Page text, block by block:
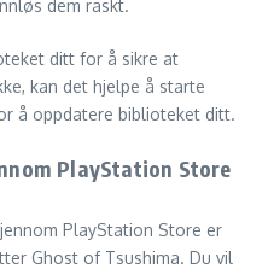
dem raskt.
ditt for å sikre at
kan det hjelpe å starte
å oppdatere biblioteket ditt.
PlayStation Store
PlayStation Store er
Ghost of Tsushima. Du vil